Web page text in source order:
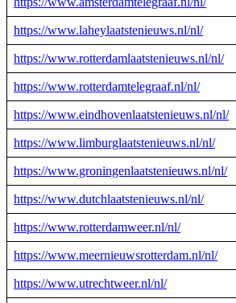
https://www.laheylaatstenieuws.nl/nl/
https://www.rotterdamlaatstenieuws.nl/nl/
https://www.rotterdamtelegraaf.nl/nl/
https://www.eindhovenlaatstenieuws.nl/nl/
https://www.limburglaatstenieuws.nl/nl/
https://www.groningenlaatstenieuws.nl/nl/
https://www.dutchlaatstenieuws.nl/nl/
https://www.rotterdamweer.nl/nl/
https://www.meernieuwsrotterdam.nl/nl/
https://www.utrechtweer.nl/nl/